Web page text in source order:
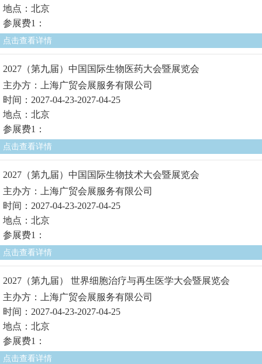
地点：北京
参展费1：
点击查看详情
2027（第九届）中国国际生物医药大会暨展览会
主办方：上海广贸会展服务有限公司
时间：2027-04-23-2027-04-25
地点：北京
参展费1：
点击查看详情
2027（第九届）中国国际生物技术大会暨展览会
主办方：上海广贸会展服务有限公司
时间：2027-04-23-2027-04-25
地点：北京
参展费1：
点击查看详情
2027（第九届） 世界细胞治疗与再生医学大会暨展览会
主办方：上海广贸会展服务有限公司
时间：2027-04-23-2027-04-25
地点：北京
参展费1：
点击查看详情